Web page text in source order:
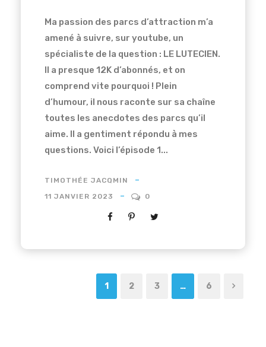
Ma passion des parcs d’attraction m’a
amené à suivre, sur youtube, un
spécialiste de la question : LE LUTECIEN.
Il a presque 12K d’abonnés, et on
comprend vite pourquoi ! Plein
d’humour, il nous raconte sur sa chaîne
toutes les anecdotes des parcs qu’il
aime. Il a gentiment répondu à mes
questions. Voici l’épisode 1...
TIMOTHÉE JACQMIN
11 JANVIER 2023
0
1 2 3 … 6